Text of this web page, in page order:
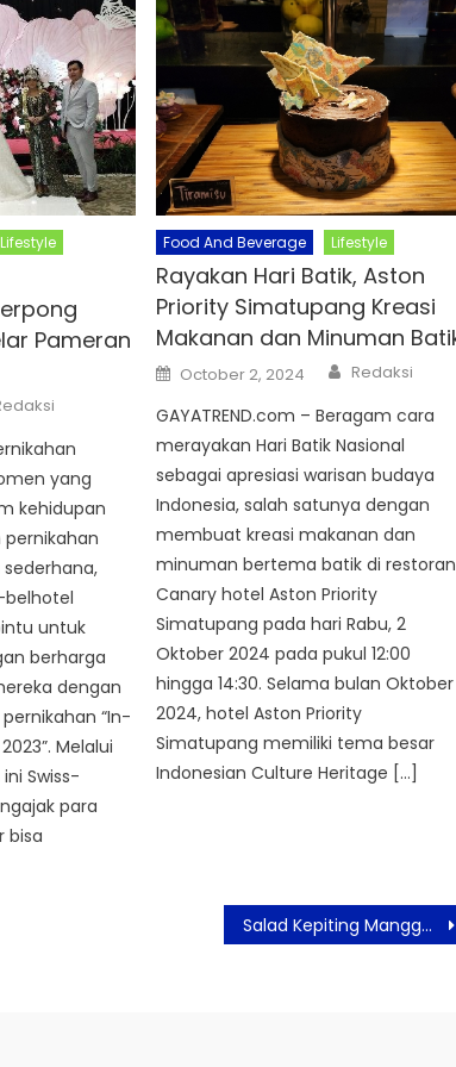
Lifestyle
Pameran
yang
kehidupan
pernikahan
belhotel
untuk
berharga
dengan
“In-
Melalui
Swiss-
para
bisa
Food And Beverage Lifestyle
Rayakan Hari Batik, Aston
Priority Simatupang Kreasi
Makanan dan Minuman
Posted
on
October 2, 2024 Author
Redaksi
GAYATREND.com – Beragam cara
merayakan Hari Batik Nasional
sebagai apresiasi warisan budaya
Indonesia, salah satunya dengan
membuat kreasi makanan dan
minuman bertema batik di restoran
Canary hotel Aston Priority
Simatupang pada hari Rabu, 2
Oktober 2024 pada pukul 12:00
hingga 14:30. Selama bulan Oktober
2024, hotel Aston Priority
Simatupang memiliki tema besar
Indonesian Culture Heritage […]
Salad Kepiting Mangga, Cocok untuk Diet Anda